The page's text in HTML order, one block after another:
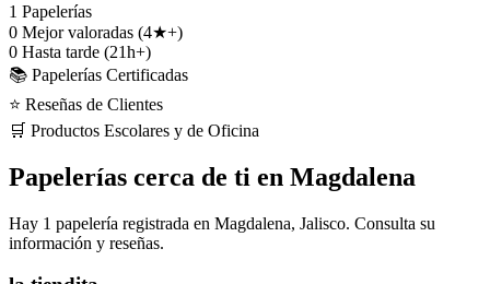
1 Papelerías
0 Mejor valoradas (4★+)
0 Hasta tarde (21h+)
📚 Papelerías Certificadas
⭐ Reseñas de Clientes
🛒 Productos Escolares y de Oficina
Papelerías cerca de ti en Magdalena
Hay 1 papelería registrada en Magdalena, Jalisco. Consulta su
información y reseñas.